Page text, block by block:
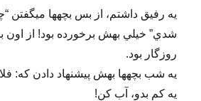
يه رفيق داشتم، از بس بچه​ها مي​گفتن
شدي” خيلي بهش برخورده بود! از
روزگار بود.
يه شب بچه​ها بهش پيشنهاد دادن که:
يه کم بدو، آب کن!